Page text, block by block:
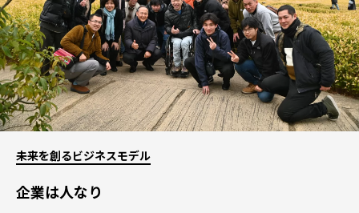
未来を創るビジネスモデル
企業は人なり